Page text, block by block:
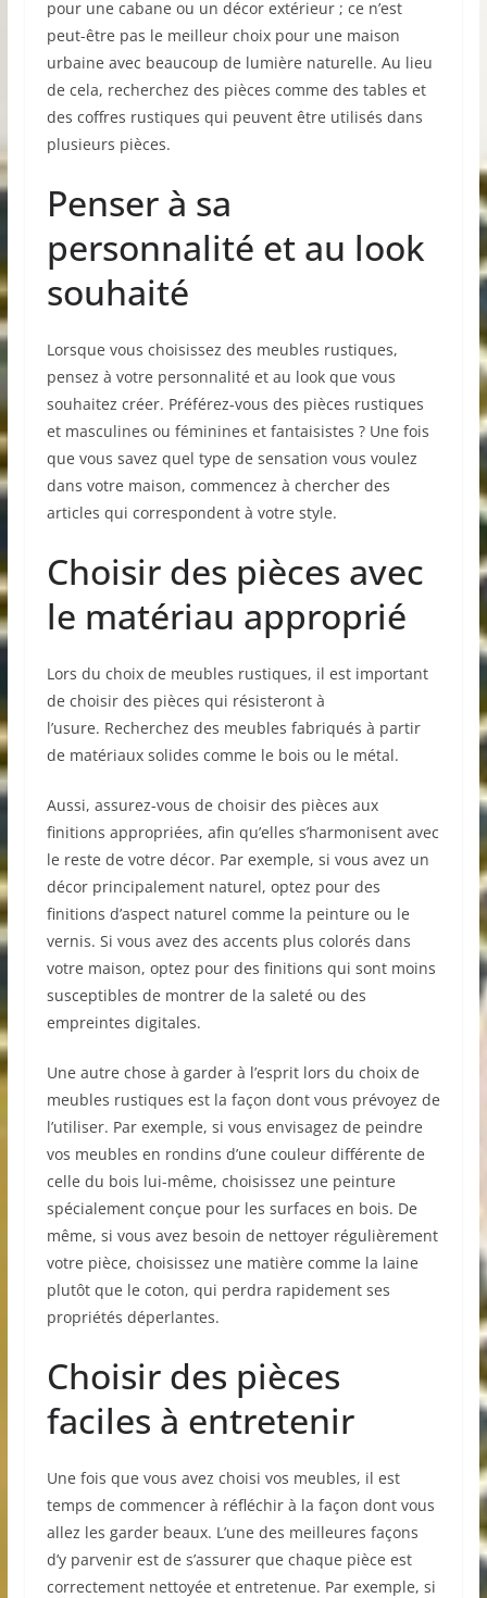
pour une cabane ou un décor extérieur ; ce n’est
peut-être pas le meilleur choix pour une maison
urbaine avec beaucoup de lumière naturelle. Au lieu
de cela, recherchez des pièces comme des tables et
des coffres rustiques qui peuvent être utilisés dans
plusieurs pièces.
Penser à sa
personnalité et au look
souhaité
Lorsque vous choisissez des meubles rustiques,
pensez à votre personnalité et au look que vous
souhaitez créer. Préférez-vous des pièces rustiques
et masculines ou féminines et fantaisistes ? Une fois
que vous savez quel type de sensation vous voulez
dans votre maison, commencez à chercher des
articles qui correspondent à votre style.
Choisir des pièces avec
le matériau approprié
Lors du choix de meubles rustiques, il est important
de choisir des pièces qui résisteront à
l’usure. Recherchez des meubles fabriqués à partir
de matériaux solides comme le bois ou le métal.
Aussi, assurez-vous de choisir des pièces aux
finitions appropriées, afin qu’elles s’harmonisent avec
le reste de votre décor. Par exemple, si vous avez un
décor principalement naturel, optez pour des
finitions d’aspect naturel comme la peinture ou le
vernis. Si vous avez des accents plus colorés dans
votre maison, optez pour des finitions qui sont moins
susceptibles de montrer de la saleté ou des
empreintes digitales.
Une autre chose à garder à l’esprit lors du choix de
meubles rustiques est la façon dont vous prévoyez de
l’utiliser. Par exemple, si vous envisagez de peindre
vos meubles en rondins d’une couleur différente de
celle du bois lui-même, choisissez une peinture
spécialement conçue pour les surfaces en bois. De
même, si vous avez besoin de nettoyer régulièrement
votre pièce, choisissez une matière comme la laine
plutôt que le coton, qui perdra rapidement ses
propriétés déperlantes.
Choisir des pièces
faciles à entretenir
Une fois que vous avez choisi vos meubles, il est
temps de commencer à réfléchir à la façon dont vous
allez les garder beaux. L’une des meilleures façons
d’y parvenir est de s’assurer que chaque pièce est
correctement nettoyée et entretenue. Par exemple, si